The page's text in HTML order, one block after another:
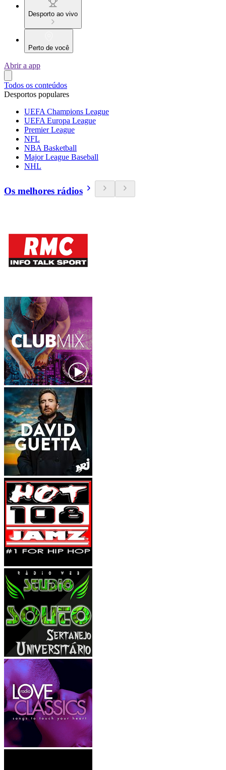
Desporto ao vivo
Perto de você
Abrir a app
Todos os conteúdos
Desportos populares
UEFA Champions League
UEFA Europa League
Premier League
NFL
NBA Basketball
Major League Baseball
NHL
Os melhores rádios